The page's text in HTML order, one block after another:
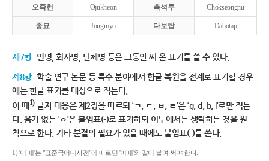
오죽헌 Ojukheon 촉석루 Chokseongnu
종묘 Jongmyo 다보탑 Dabotap
제7항 인명, 회사명, 단체명 등은 그동안 써 온 표기를 쓸 수 있다.
제8항 학술 연구 논문 등 특수 분야에서 한글 복원을 전제로 표기할 경우
에는 한글 표기를 대상으로 적는다.
이 때1)글자 대응은 제2장을 따르되 ‘ㄱ, ㄷ, ㅂ, ㄹ’은 ‘g, d, b, l’로만 적는
다. 음가 없는 ‘ㅇ’은 붙임표(-)로 표기하되 어두에서는 생략하는 것을 원
칙으로 한다. 기타 분절의 필요가 있을 때에도 붙임표(-)를 쓴다.
1) '이 때'는 "표준국어대사전"에 따르면 '이때'와 같이 붙여 써야 한다.